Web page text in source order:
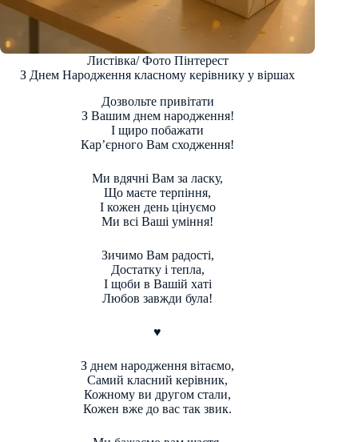
Листівка/ Фото Пінтерест
З Днем Народження класному керівнику у віршах
Дозвольте привітати
З Вашим днем народження!
І щиро побажати
Кар’єрного Вам сходження!
Ми вдячні Вам за ласку,
Що маєте терпіння,
І кожен день цінуємо
Ми всі Ваші уміння!
Зичимо Вам радості,
Достатку і тепла,
І щоби в Вашій хаті
Любов завжди була!
♥
З днем народження вітаємо,
Самий класний керівник,
Кожному ви другом стали,
Кожен вже до вас так звик.